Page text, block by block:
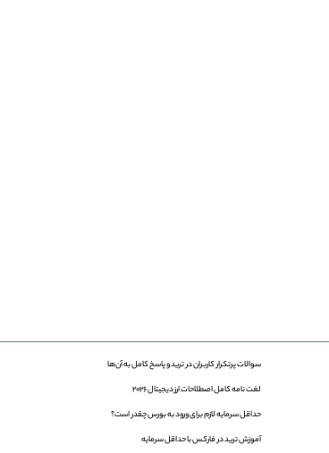
سوالات پرتکرار کاربران در ترید و پاسخ کامل به آن‌ها
لغت نامه کامل اصطلاحات ارز دیجیتال 2026
حداقل سرمایه لازم برای ورود به بورس چقدر است؟
آموزش ترید در فارکس با حداقل سرمایه